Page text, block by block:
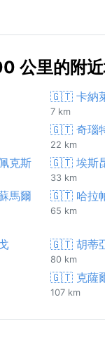
公里的附
🇬🇹 卡納
7 km
🇬🇹 奇瑙
22 km
克斯 🇬🇹 埃斯
33 km
馬爾
🇬🇹 哈拉
65 km
🇬🇹 胡蒂
80 km
🇬🇹 克薩
107 km